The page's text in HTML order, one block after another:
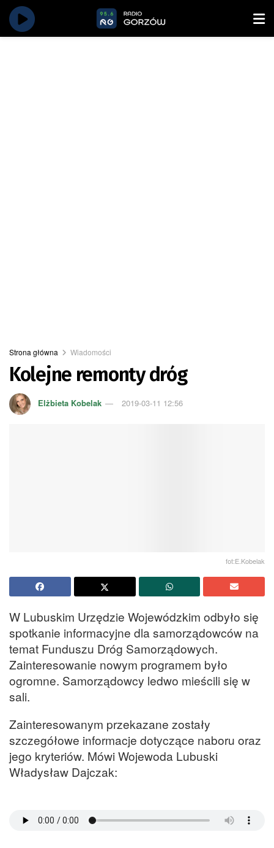
Strona główna Wiadomości
Kolejne remonty dróg
Elżbieta Kobelak 2019-03-11 12:56
fot:E.Kobelak
W Lubuskim Urzędzie Wojewódzkim odbyło się
spotkanie informacyjne dla samorządowców na
temat Funduszu Dróg Samorządowych.
Zainteresowanie nowym programem było
ogromne. Samorządowcy ledwo mieścili się w
sali.
Zainteresowanym przekazane zostały
szczegółowe informacje dotyczące naboru oraz
jego kryteriów. Mówi Wojewoda Lubuski
Władysław Dajczak: